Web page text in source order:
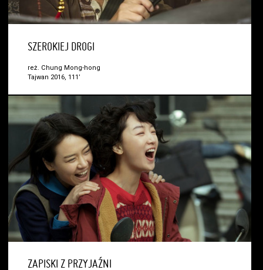
SZEROKIEJ DROGI
reż. Chung Mong-hong
Tajwan 2016, 111’
ZAPISKI Z PRZYJAŹNI